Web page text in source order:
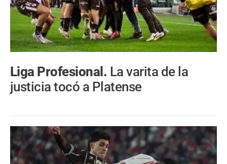
Liga Profesional. La varita de la
justicia tocó a Platense